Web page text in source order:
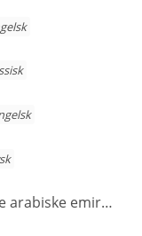
De forenede arabiske emirater